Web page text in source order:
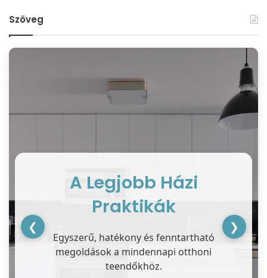
Szöveg
A Legjobb Házi
Praktikák
Egyszerű, hatékony és fenntartható
megoldások a mindennapi otthoni
teendőkhöz.
❮ ❯